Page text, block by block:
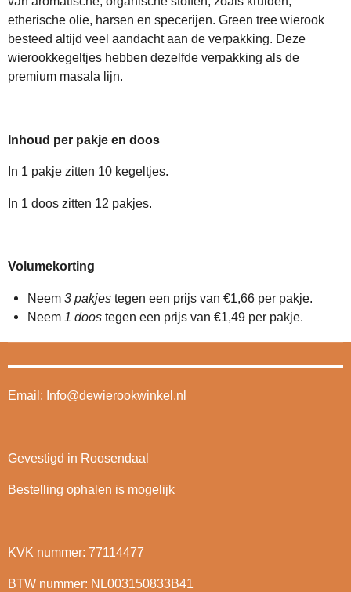
etherische olie, harsen en specerijen. Green tree wierook
besteed altijd veel aandacht aan de verpakking. Deze
wierookkegeltjes hebben dezelfde verpakking als de
premium masala lijn.
Inhoud per pakje en doos
In 1 pakje zitten 10 kegeltjes.
In 1 doos zitten 12 pakjes.
Volumekorting
Neem 3 pakjestegen een prijs van €1,66 per pakje.
Neem 1 doos tegen een prijs van €1,49 per pakje.
Email: Info@dewierookwinkel.nl
Gevestigd in Roosendaal
Bestelling ophalen is mogelijk
KVK nummer: 77114477
BTW nummer: NL003150833B41